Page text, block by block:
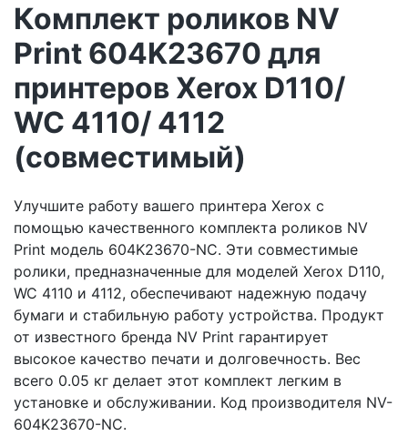
Комплект роликов NV
Print 604K23670 для
принтеров Xerox D110/
WC 4110/ 4112
(совместимый)
Улучшите работу вашего принтера Xerox с
помощью качественного комплекта роликов NV
Print модель 604K23670-NC. Эти совместимые
ролики, предназначенные для моделей Xerox D110,
WC 4110 и 4112, обеспечивают надежную подачу
бумаги и стабильную работу устройства. Продукт
от известного бренда NV Print гарантирует
высокое качество печати и долговечность. Вес
всего 0.05 кг делает этот комплект легким в
установке и обслуживании. Код производителя NV-
604K23670-NC.